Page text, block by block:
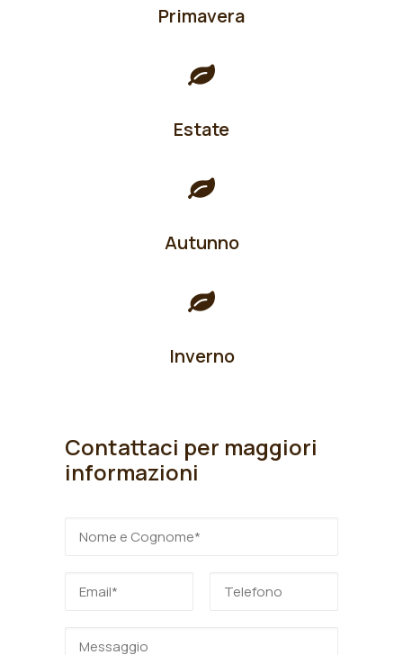
Primavera
Estate
Autunno
Inverno
Contattaci per maggiori
informazioni